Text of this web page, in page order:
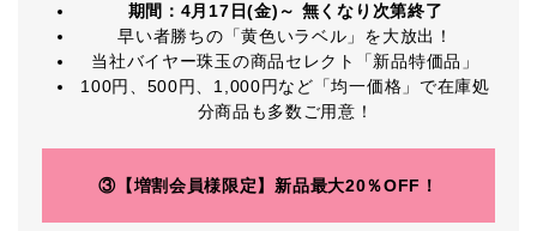
期間：4月17日(金)～ 無くなり次第終了
早い者勝ちの「黄色いラベル」を大放出！
当社バイヤー珠玉の商品セレクト「新品特価品」
100円、500円、1,000円など「均一価格」で在庫処
分商品も多数ご用意！
③【増割会員様限定】新品最大20％OFF！